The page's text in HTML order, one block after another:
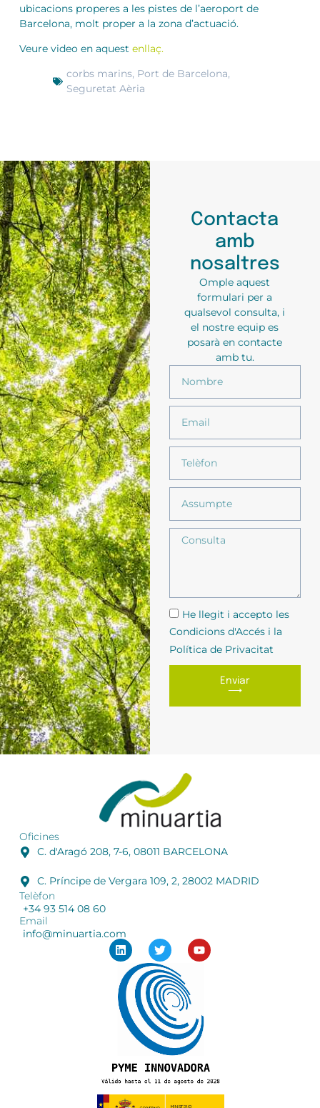
ubicacions properes a les pistes de l’aeroport de
Barcelona, molt proper a la zona d’actuació.
Veure video en aquest enllaç.
corbs marins, Port de Barcelona,
Seguretat Aèria
Contacta
amb
nosaltres
Omple aquest
formulari per a
qualsevol consulta, i
el nostre equip es
posarà en contacte
amb tu.
He llegit i accepto les
Condicions d'Accés i la
Política de Privacitat
Enviar
⟶
Oficines
C. d'Aragó 208, 7-6, 08011 BARCELONA
C. Príncipe de Vergara 109, 2, 28002 MADRID
Telèfon
+34 93 514 08 60
Email
info@minuartia.com